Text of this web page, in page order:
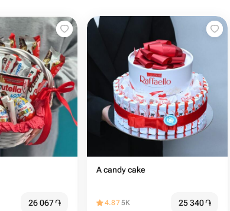
26 067֏
A candy cake
4.875K 25 340֏